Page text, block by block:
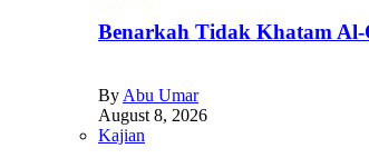
Benarkah Tidak Khatam Al-
By Abu Umar
August 8, 2026
Kajian